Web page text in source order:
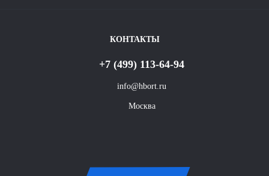
КОНТАКТЫ
+7 (499) 113-64-94
info@hbort.ru
Москва